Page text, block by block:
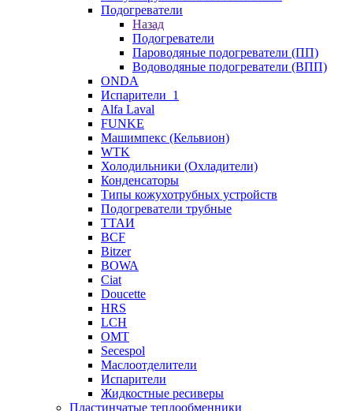
Подогреватели
Назад
Подогреватели
Пароводяные подогреватели (ПП)
Водоводяные подогреватели (ВПП)
ONDA
Испарители_1
Alfa Laval
FUNKE
Машимпекс (Кельвион)
WTK
Холодильники (Охладители)
Конденсаторы
Типы кожухотрубных устройств
Подогреватели трубные
ТТАИ
BCF
Bitzer
BOWA
Ciat
Doucette
HRS
LCH
OMT
Secespol
Маслоотделители
Испарители
Жидкостные ресиверы
Пластинчатые теплообменники